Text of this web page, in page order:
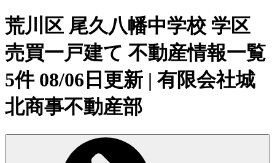
荒川区 尾久八幡中学校 学区
売買一戸建て 不動産情報一覧
5件 08/06日更新 | 有限会社城
北商事不動産部